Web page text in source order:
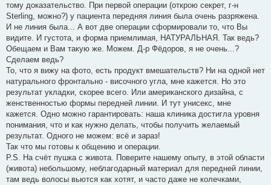
тому доказательство. При первой операции (открою секрет, г-н
Sterling, можно?) у пациента передняя линия была очень разряжена.
И не линия была... А вот две операции сформировали то, что Вы
видите. И густота, и форма приемлимая, НАТУРАЛЬНАЯ. Так ведь?
Обещаем и Вам такую же. Можем. Д-р Фёдоров, я не очень...?
Сделаем ведь?
То, что я вижу на фото, есть продукт вмешательств? Ни на одной нет
натурального фронтально - височного угла, мне кажется. Но это
результат укладки, скорее всего. Или американского дизайна, с
женственностью формы передней линии. И тут унисекс, мне
кажется. Одно можно гарантировать: наша клиника достигла уровня
понимания, что и как нужно делать, чтобы получить желаемый
результат. Одного не можем: всё и зараз!
Так что мы готовы к общению и операции.
P.S. На счёт пушка с живота. Поверите нашему опыту, в этой области
(живота) небольшому, неблагодарный материал для передней линии,
там ведь волосы вьются как хотят, и часто даже не колечками,